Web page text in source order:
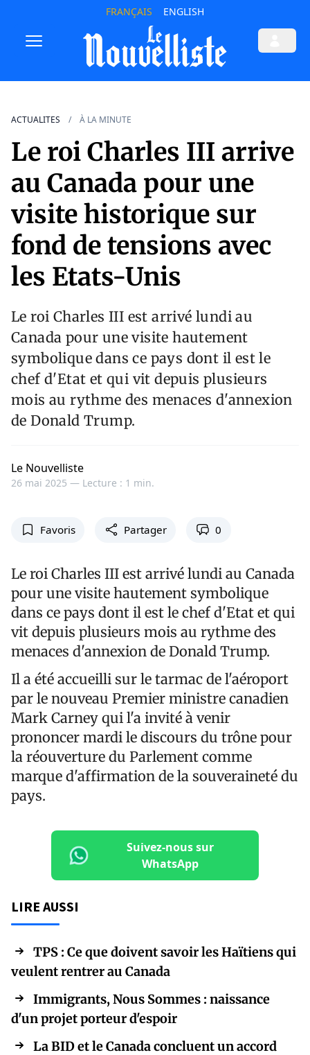
FRANÇAIS ENGLISH
ACTUALITES À LA MINUTE
Le roi Charles III arrive
au Canada pour une
visite historique sur
fond de tensions avec
les Etats-Unis
Le roi Charles III est arrivé lundi au
Canada pour une visite hautement
symbolique dans ce pays dont il est le
chef d'Etat et qui vit depuis plusieurs
mois au rythme des menaces d'annexion
de Donald Trump.
Le Nouvelliste
26 mai 2025 — Lecture : 1 min.
Favoris Partager 0
Le roi Charles III est arrivé lundi au Canada
pour une visite hautement symbolique
dans ce pays dont il est le chef d'Etat et qui
vit depuis plusieurs mois au rythme des
menaces d'annexion de Donald Trump.
Il a été accueilli sur le tarmac de l'aéroport
par le nouveau Premier ministre canadien
Mark Carney qui l'a invité à venir
prononcer mardi le discours du trône pour
la réouverture du Parlement comme
marque d'affirmation de la souveraineté du
pays.
Suivez-nous sur
WhatsApp
LIRE AUSSI
TPS : Ce que doivent savoir les Haïtiens qui
veulent rentrer au Canada
Immigrants, Nous Sommes : naissance
d'un projet porteur d'espoir
La BID et le Canada concluent un accord